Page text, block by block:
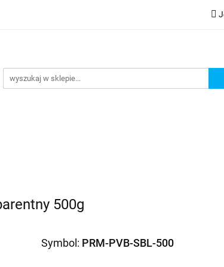
500g
Symbol: PRM-PVB-SBL-500